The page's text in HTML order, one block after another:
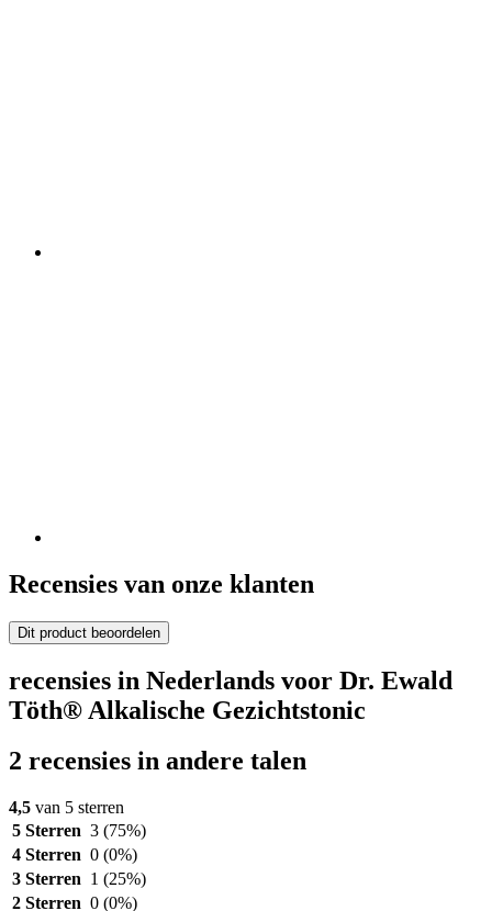
Recensies van onze klanten
Dit product beoordelen
recensies in Nederlands voor Dr. Ewald
Töth® Alkalische Gezichtstonic
2 recensies in andere talen
4,5 van 5 sterren
5 Sterren 3 (75%)
4 Sterren 0 (0%)
3 Sterren 1 (25%)
2 Sterren 0 (0%)